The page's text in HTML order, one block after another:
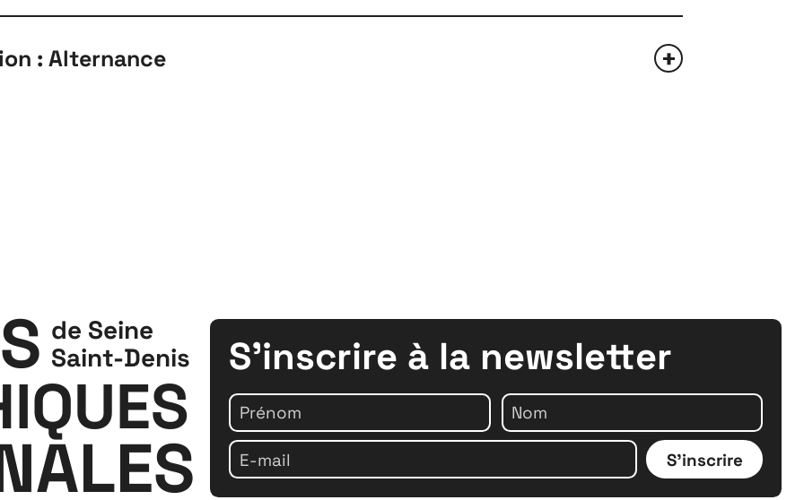
Projets Contact Recrutement
: Alternance
de Seine
Saint-Denis
S'inscrire à la newsletter
S'inscrire